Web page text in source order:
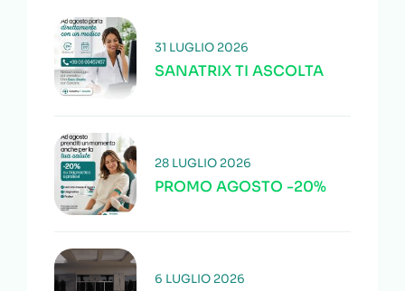
SANATRIX TI ASCOLTA
31 LUGLIO 2026
PROMO AGOSTO -20%
28 LUGLIO 2026
6 LUGLIO 2026